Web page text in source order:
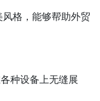
格，能够帮助外贸
种设备上无缝展